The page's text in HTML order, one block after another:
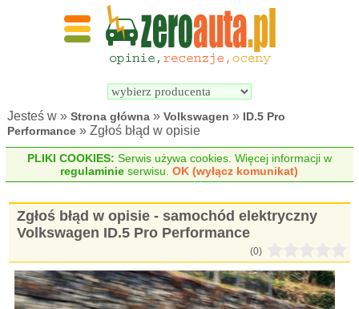
Wyszukiwarka
elektrycznych
Jesteś w »Strona główna »Volkswagen » ID.5 Pro
Performance » Zgłoś błąd w opisie
PLIKI COOKIES: Serwis używa cookies. Więcej informacji w
regulaminie serwisu.OK (wyłącz komunikat)
Zgłoś błąd w opisie - samochód elektryczny
Volkswagen ID.5 Pro Performance
(0)